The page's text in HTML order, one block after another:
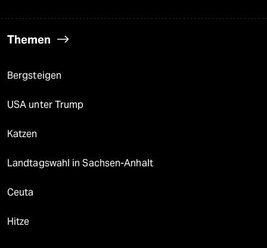
Themen
Bergsteigen
USA unter Trump
Katzen
Landtagswahl in Sachsen-Anhalt
Ceuta
Hitze